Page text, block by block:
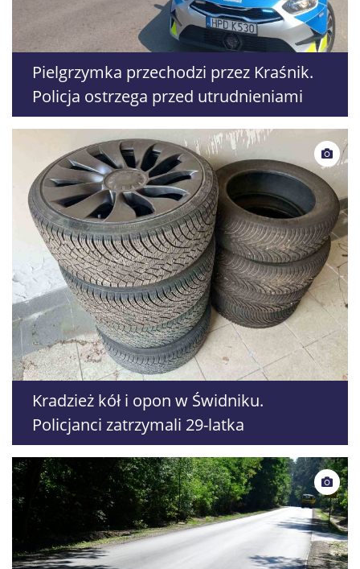
Pielgrzymka przechodzi przez Kraśnik.
Policja ostrzega przed utrudnieniami
Kradzież kół i opon w Świdniku.
Policjanci zatrzymali 29-latka